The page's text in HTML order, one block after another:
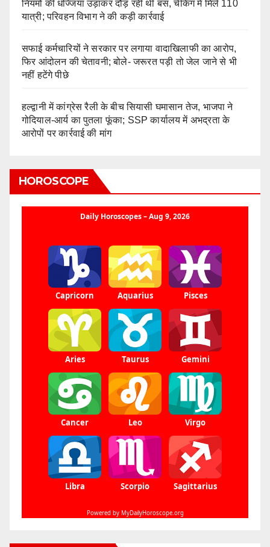
नियमों की धज्जियां उड़ाकर दौड़ रही थी बस, चेकिंग में मिले 110
यात्री; परिवहन विभाग ने की कड़ी कार्रवाई
सफाई कर्मचारियों ने सरकार पर लगाया वादाखिलाफी का आरोप,
फिर आंदोलन की चेतावनी; बोले- जरूरत पड़ी तो जेल जाने से भी
नहीं हटेंगे पीछे
हल्द्वानी में कांग्रेस रैली के बीच सियासी घमासान तेज, भाजपा ने
गोदियाल-आर्य का पुतला फूंका; SSP कार्यालय में अभद्रता के
आरोपों पर कार्रवाई की मांग
HOROSCOPE